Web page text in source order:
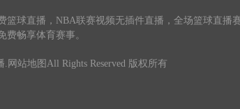
球直播，NBA联赛视频无插件直播，全场篮球直播
费畅享体育赛事。
. 网站地图 All Rights Reserved 版权所有